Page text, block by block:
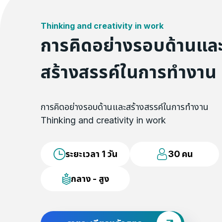
Thinking and creativity in work
การคิดอย่างรอบด้านแล
สร้างสรรค์ในการทำงาน
การคิดอย่างรอบด้านและสร้างสรรค์ในการทำงาน
Thinking and creativity in work
ระยะเวลา 1 วัน 30 คน
กลาง - สูง